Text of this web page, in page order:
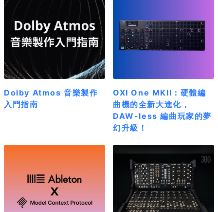
Dolby Atmos 音樂製作
入門指南
OXI One MKII：硬體編
曲機的全新大進化，
DAW-less 編曲玩家的夢
幻升級！